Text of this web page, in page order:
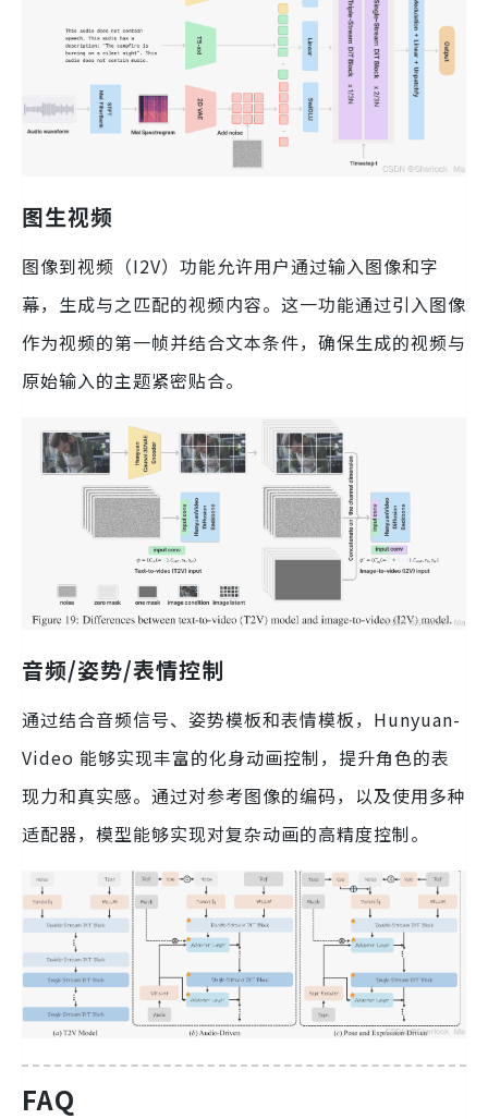
图生视频
图像到视频（I2V）功能允许用户通过输入图像和字
幕，生成与之匹配的视频内容。这一功能通过引入图像
作为视频的第一帧并结合文本条件，确保生成的视频与
原始输入的主题紧密贴合。
音频/姿势/表情控制
通过结合音频信号、姿势模板和表情模板，Hunyuan-
Video 能够实现丰富的化身动画控制，提升角色的表
现力和真实感。通过对参考图像的编码，以及使用多种
适配器，模型能够实现对复杂动画的高精度控制。
FAQ